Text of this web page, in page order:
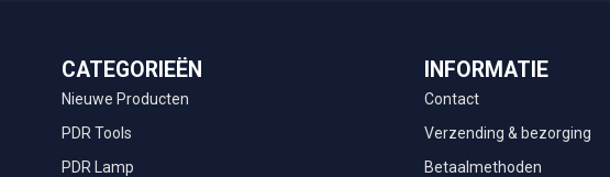
CATEGORIEËN
Nieuwe Producten
PDR Tools
PDR Lamp
INFORMATIE
Contact
Verzending & bezorging
Betaalmethoden